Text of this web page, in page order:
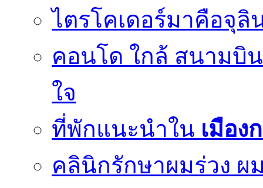
ไตรโคเดอร์มาคือจุ
คอนโด ใกล้ สนามบิ
ใจ
ที่พักแนะนำใน เมือง
คลินิกรักษาผมร่วง ผ